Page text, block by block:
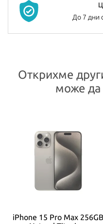
До 7 дни
Открихме
може да
iPhone 15 Pro Max 256GB